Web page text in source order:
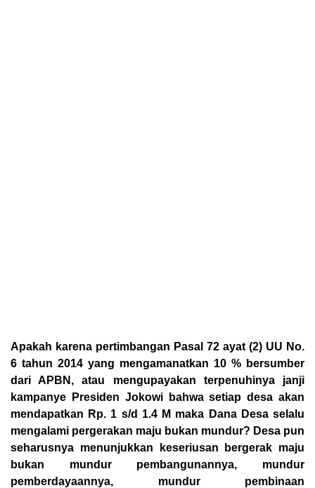
Apakah karena pertimbangan Pasal 72 ayat (2) UU No.
6 tahun 2014 yang mengamanatkan 10 % bersumber
dari APBN, atau mengupayakan terpenuhinya janji
kampanye Presiden Jokowi bahwa setiap desa akan
mendapatkan Rp. 1 s/d 1.4 M maka Dana Desa selalu
mengalami pergerakan maju bukan mundur? Desa pun
seharusnya menunjukkan keseriusan bergerak maju
bukan mundur pembangunannya, mundur
pemberdayaannya, mundur pembinaan